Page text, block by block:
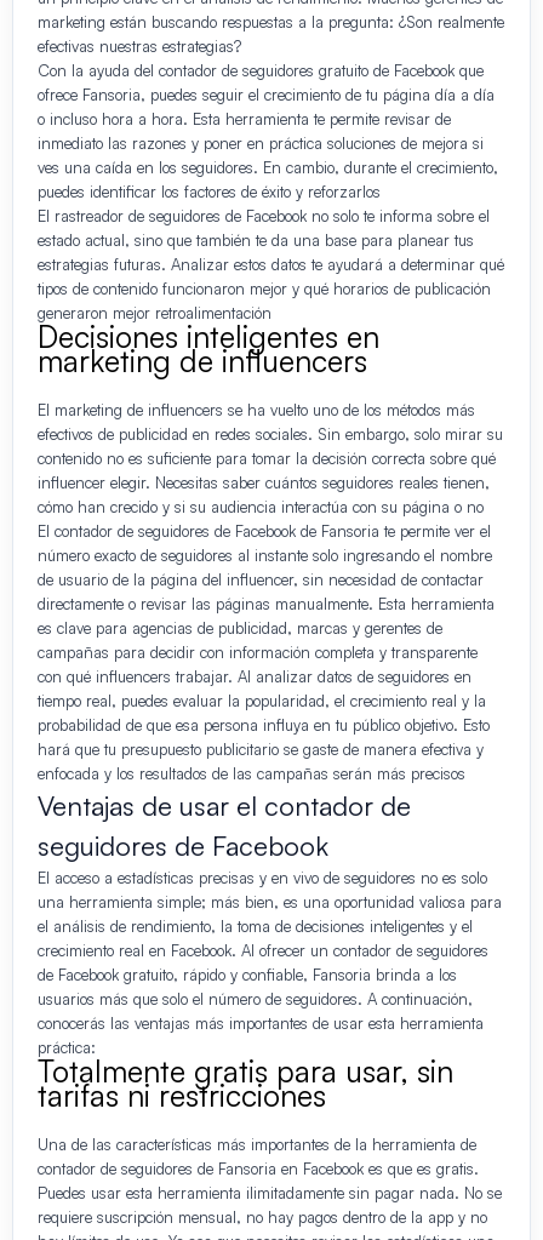
marketing están buscando respuestas a la pregunta: ¿Son realmente
efectivas nuestras estrategias?
Con la ayuda del contador de seguidores gratuito de Facebook que
ofrece Fansoria, puedes seguir el crecimiento de tu página día a día
o incluso hora a hora. Esta herramienta te permite revisar de
inmediato las razones y poner en práctica soluciones de mejora si
ves una caída en los seguidores. En cambio, durante el crecimiento,
puedes identificar los factores de éxito y reforzarlos
El rastreador de seguidores de Facebook no solo te informa sobre el
estado actual, sino que también te da una base para planear tus
estrategias futuras. Analizar estos datos te ayudará a determinar qué
tipos de contenido funcionaron mejor y qué horarios de publicación
generaron mejor retroalimentación
Decisiones inteligentes en
marketing de influencers
El marketing de influencers se ha vuelto uno de los métodos más
efectivos de publicidad en redes sociales. Sin embargo, solo mirar su
contenido no es suficiente para tomar la decisión correcta sobre qué
influencer elegir. Necesitas saber cuántos seguidores reales tienen,
cómo han crecido y si su audiencia interactúa con su página o no
El contador de seguidores de Facebook de Fansoria te permite ver el
número exacto de seguidores al instante solo ingresando el nombre
de usuario de la página del influencer, sin necesidad de contactar
directamente o revisar las páginas manualmente. Esta herramienta
es clave para agencias de publicidad, marcas y gerentes de
campañas para decidir con información completa y transparente
con qué influencers trabajar. Al analizar datos de seguidores en
tiempo real, puedes evaluar la popularidad, el crecimiento real y la
probabilidad de que esa persona influya en tu público objetivo. Esto
hará que tu presupuesto publicitario se gaste de manera efectiva y
enfocada y los resultados de las campañas serán más precisos
Ventajas de usar el contador de
seguidores de Facebook
El acceso a estadísticas precisas y en vivo de seguidores no es solo
una herramienta simple; más bien, es una oportunidad valiosa para
el análisis de rendimiento, la toma de decisiones inteligentes y el
crecimiento real en Facebook. Al ofrecer un contador de seguidores
de Facebook gratuito, rápido y confiable, Fansoria brinda a los
usuarios más que solo el número de seguidores. A continuación,
conocerás las ventajas más importantes de usar esta herramienta
práctica:
Totalmente gratis para usar, sin
tarifas ni restricciones
Una de las características más importantes de la herramienta de
contador de seguidores de Fansoria en Facebook es que es gratis.
Puedes usar esta herramienta ilimitadamente sin pagar nada. No se
requiere suscripción mensual, no hay pagos dentro de la app y no